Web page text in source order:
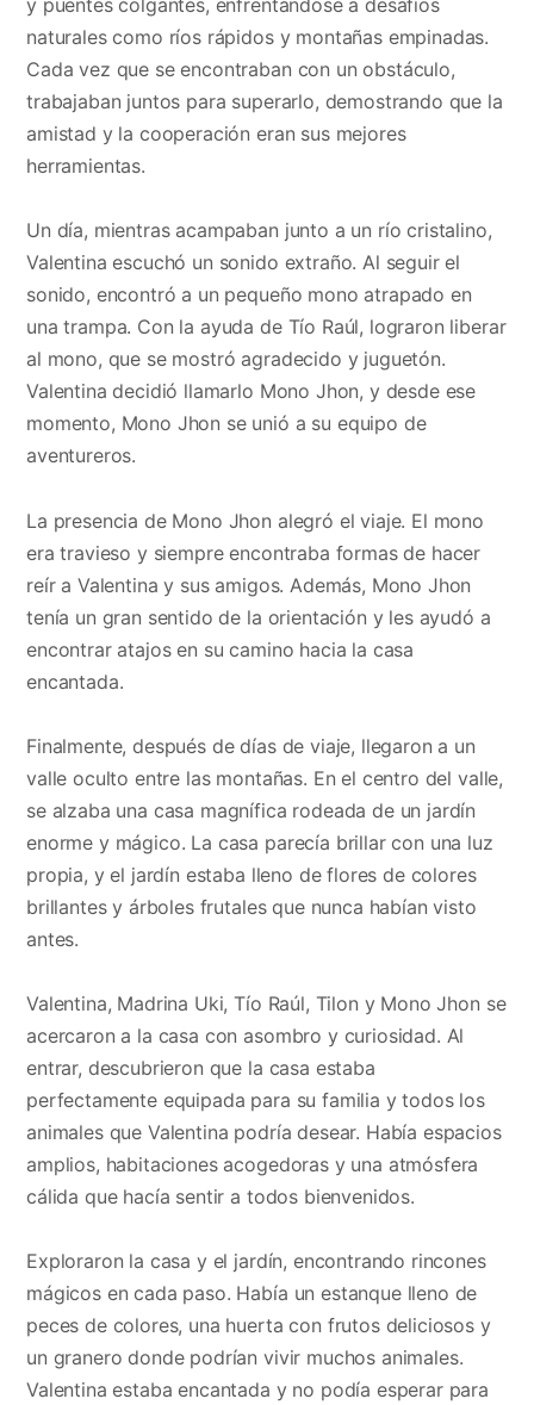
y puentes colgantes, enfrentándose a desafíos
naturales como ríos rápidos y montañas empinadas.
Cada vez que se encontraban con un obstáculo,
trabajaban juntos para superarlo, demostrando que la
amistad y la cooperación eran sus mejores
herramientas.
Un día, mientras acampaban junto a un río cristalino,
Valentina escuchó un sonido extraño. Al seguir el
sonido, encontró a un pequeño mono atrapado en
una trampa. Con la ayuda de Tío Raúl, lograron liberar
al mono, que se mostró agradecido y juguetón.
Valentina decidió llamarlo Mono Jhon, y desde ese
momento, Mono Jhon se unió a su equipo de
aventureros.
La presencia de Mono Jhon alegró el viaje. El mono
era travieso y siempre encontraba formas de hacer
reír a Valentina y sus amigos. Además, Mono Jhon
tenía un gran sentido de la orientación y les ayudó a
encontrar atajos en su camino hacia la casa
encantada.
Finalmente, después de días de viaje, llegaron a un
valle oculto entre las montañas. En el centro del valle,
se alzaba una casa magnífica rodeada de un jardín
enorme y mágico. La casa parecía brillar con una luz
propia, y el jardín estaba lleno de flores de colores
brillantes y árboles frutales que nunca habían visto
antes.
Valentina, Madrina Uki, Tío Raúl, Tilon y Mono Jhon se
acercaron a la casa con asombro y curiosidad. Al
entrar, descubrieron que la casa estaba
perfectamente equipada para su familia y todos los
animales que Valentina podría desear. Había espacios
amplios, habitaciones acogedoras y una atmósfera
cálida que hacía sentir a todos bienvenidos.
Exploraron la casa y el jardín, encontrando rincones
mágicos en cada paso. Había un estanque lleno de
peces de colores, una huerta con frutos deliciosos y
un granero donde podrían vivir muchos animales.
Valentina estaba encantada y no podía esperar para